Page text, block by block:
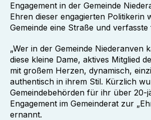
Engagement in der Gemeinde
Ehren dieser engagierten Politikerin
Gemeinde eine Straße und
„Wer in der Gemeinde Niederanven
diese kleine Dame, aktives Mitglied
mit großem Herzen, dynamisch,
authentisch in ihrem Stil. Kürzlich
Gemeindebehörden für ihr über 20-
Engagement im Gemeinderat zur
ernannt.